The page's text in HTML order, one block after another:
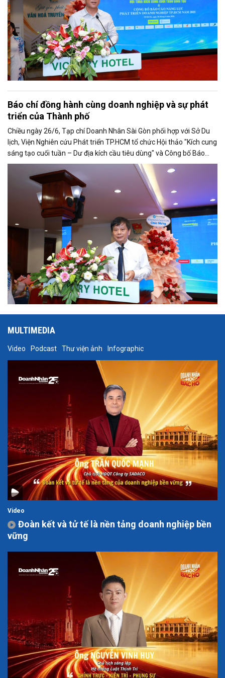
Báo chí đồng hành cùng doanh nghiệp và sự phát
triển của Thành phố
Chiều ngày 26/6, Tạp chí Doanh Nhân Sài Gòn phối hợp với Sở Du
lịch, Viện Nghiên cứu Phát triển TP.HCM tổ chức Hội thảo "Kích cung
sáng tạo cuối tuần – Dư địa kích cầu tiêu dùng" và Công bố Báo
cáo năng lực phát triển doanh nghiệp TP.HCM năm 2025. Trân
trọng giới thiệu phát biểu của ông Trần Trọng Dũng - Phó Chủ tịch
Hội Nhà báo Việt Nam tại Hội thảo.
MULTIMEDIA
Video Podcast Thư viện ảnh Infographic
Video
Đoàn kết và tử tế là nền tảng doanh nghiệp bền
vững